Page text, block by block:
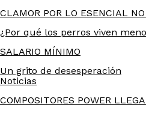
CLAMOR POR LO ESENCIAL
¿Por qué los perros viven
SALARIO MÍNIMO
Un grito de desesperación
Noticias
COMPOSITORES POWER